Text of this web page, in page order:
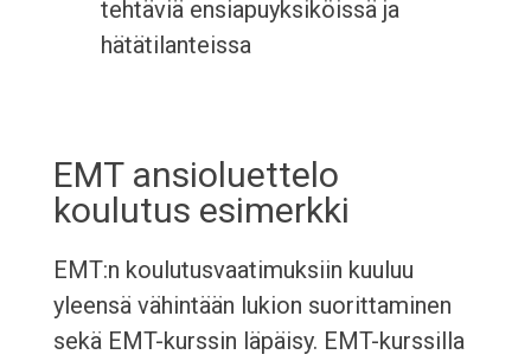
tehtäviä ensiapuyksiköissä ja
hätätilanteissa
EMT ansioluettelo
koulutus esimerkki
EMT:n koulutusvaatimuksiin kuuluu
yleensä vähintään lukion suorittaminen
sekä EMT-kurssin läpäisy. EMT-kurssilla